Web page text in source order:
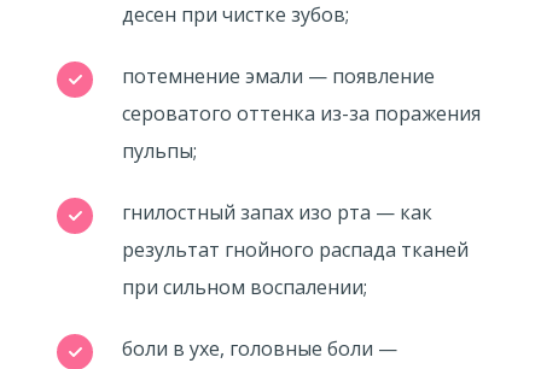
десен при чистке зубов;
потемнение эмали — появление
сероватого оттенка из-за поражения
пульпы;
гнилостный запах изо рта — как
результат гнойного распада тканей
при сильном воспалении;
боли в ухе, головные боли —